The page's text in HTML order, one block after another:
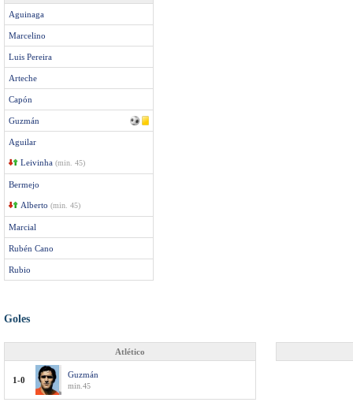
Aguinaga
Marcelino
Luis Pereira
Arteche
Capón
Guzmán
Aguilar
Leivinha (min. 45)
Bermejo
Alberto (min. 45)
Marcial
Rubén Cano
Rubio
Goles
Atlético
1-0
Guzmán
min.45